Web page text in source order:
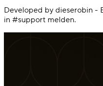
Developed by dieserobin -
in #support melden.